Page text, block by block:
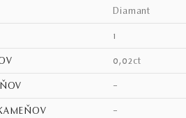
diamant
1
0,02ct
–
–